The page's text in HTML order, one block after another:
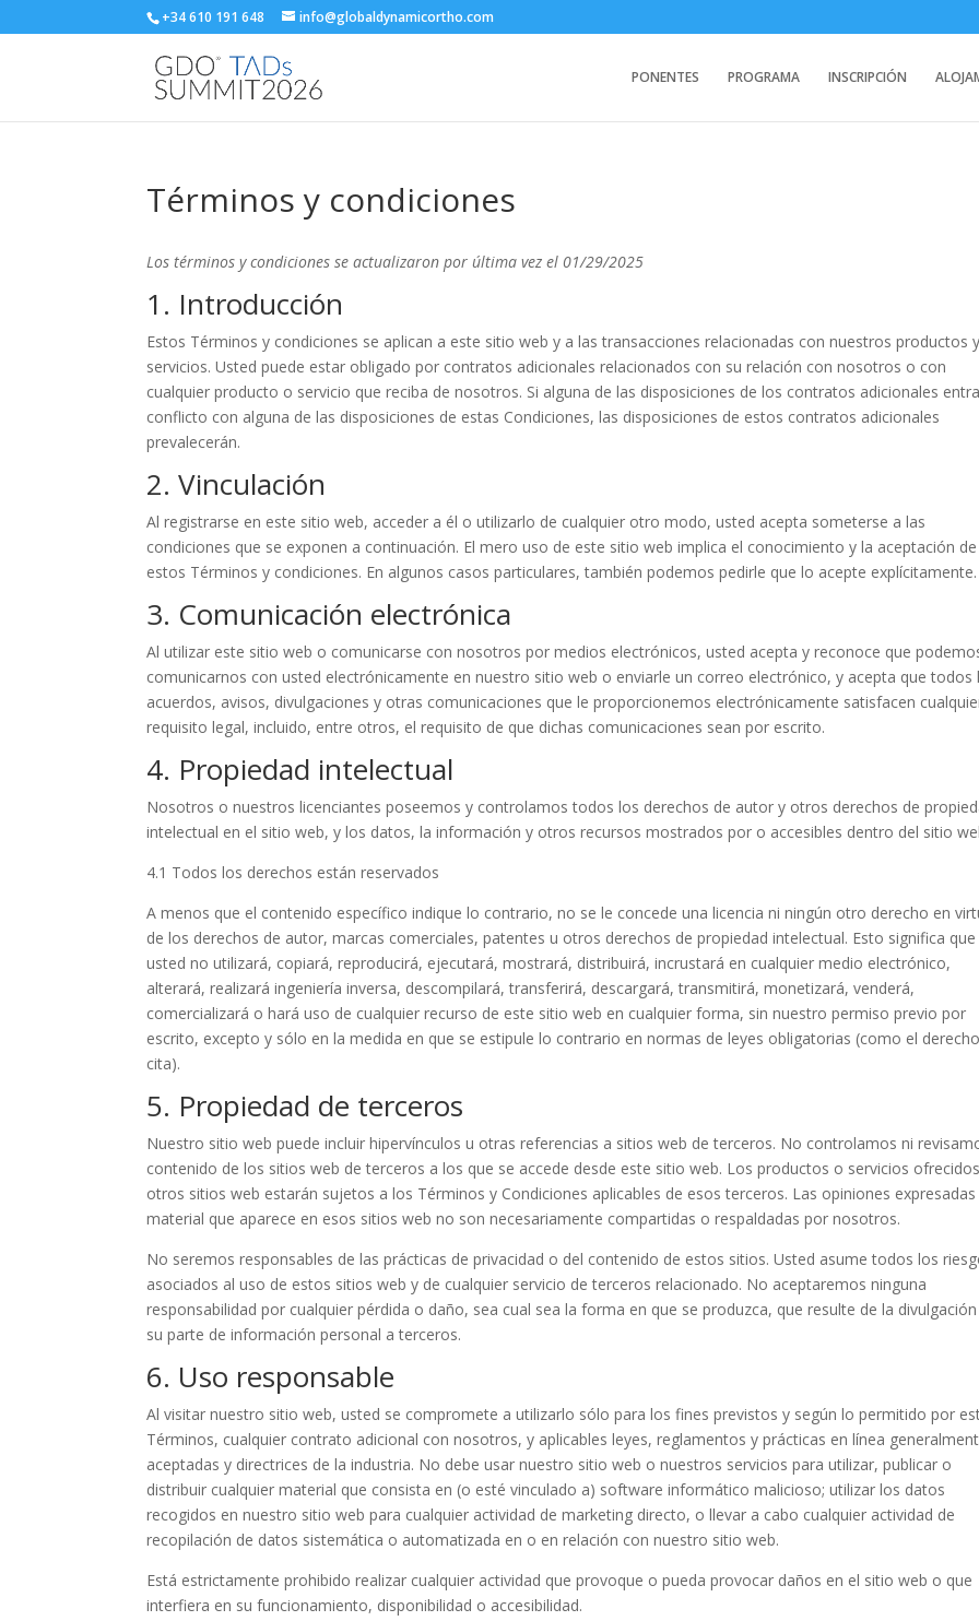
+34 610 191 648 info@globaldynamicortho.com
PONENTES PROGRAMA INSCRIPCIÓN
Términos y condiciones
Los términos y condiciones se actualizaron por última vez el 01/29/2025
1. Introducción
Estos Términos y condiciones se aplican a este sitio web y a las transacciones relacionadas con nuestros productos y
servicios. Usted puede estar obligado por contratos adicionales relacionados con su relación con nosotros o con
cualquier producto o servicio que reciba de nosotros. Si alguna de las disposiciones de los contratos adicionales
conflicto con alguna de las disposiciones de estas Condiciones, las disposiciones de estos contratos adicionales
prevalecerán.
2. Vinculación
Al registrarse en este sitio web, acceder a él o utilizarlo de cualquier otro modo, usted acepta someterse a las
condiciones que se exponen a continuación. El mero uso de este sitio web implica el conocimiento y la aceptación de
estos Términos y condiciones. En algunos casos particulares, también podemos pedirle que lo acepte explícitamente.
3. Comunicación electrónica
Al utilizar este sitio web o comunicarse con nosotros por medios electrónicos, usted acepta y reconoce que
comunicarnos con usted electrónicamente en nuestro sitio web o enviarle un correo electrónico, y acepta que todos
acuerdos, avisos, divulgaciones y otras comunicaciones que le proporcionemos electrónicamente satisfacen
requisito legal, incluido, entre otros, el requisito de que dichas comunicaciones sean por escrito.
4. Propiedad intelectual
Nosotros o nuestros licenciantes poseemos y controlamos todos los derechos de autor y otros derechos de
intelectual en el sitio web, y los datos, la información y otros recursos mostrados por o accesibles dentro del sitio
4.1 Todos los derechos están reservados
A menos que el contenido específico indique lo contrario, no se le concede una licencia ni ningún otro derecho en
de los derechos de autor, marcas comerciales, patentes u otros derechos de propiedad intelectual. Esto significa que
usted no utilizará, copiará, reproducirá, ejecutará, mostrará, distribuirá, incrustará en cualquier medio electrónico,
alterará, realizará ingeniería inversa, descompilará, transferirá, descargará, transmitirá, monetizará, venderá,
comercializará o hará uso de cualquier recurso de este sitio web en cualquier forma, sin nuestro permiso previo por
escrito, excepto y sólo en la medida en que se estipule lo contrario en normas de leyes obligatorias (como el
cita).
5. Propiedad de terceros
Nuestro sitio web puede incluir hipervínculos u otras referencias a sitios web de terceros. No controlamos ni
contenido de los sitios web de terceros a los que se accede desde este sitio web. Los productos o servicios
otros sitios web estarán sujetos a los Términos y Condiciones aplicables de esos terceros. Las opiniones expresadas
material que aparece en esos sitios web no son necesariamente compartidas o respaldadas por nosotros.
No seremos responsables de las prácticas de privacidad o del contenido de estos sitios. Usted asume todos los
asociados al uso de estos sitios web y de cualquier servicio de terceros relacionado. No aceptaremos ninguna
responsabilidad por cualquier pérdida o daño, sea cual sea la forma en que se produzca, que resulte de la
su parte de información personal a terceros.
6. Uso responsable
Al visitar nuestro sitio web, usted se compromete a utilizarlo sólo para los fines previstos y según lo permitido por
Términos, cualquier contrato adicional con nosotros, y aplicables leyes, reglamentos y prácticas en línea
aceptadas y directrices de la industria. No debe usar nuestro sitio web o nuestros servicios para utilizar, publicar o
distribuir cualquier material que consista en (o esté vinculado a) software informático malicioso; utilizar los datos
recogidos en nuestro sitio web para cualquier actividad de marketing directo, o llevar a cabo cualquier actividad de
recopilación de datos sistemática o automatizada en o en relación con nuestro sitio web.
Está estrictamente prohibido realizar cualquier actividad que provoque o pueda provocar daños en el sitio web o que
interfiera en su funcionamiento, disponibilidad o accesibilidad.